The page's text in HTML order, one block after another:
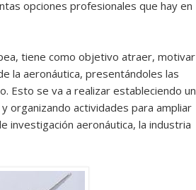
opciones profesionales que hay en
tiene como objetivo atraer, motivar
la aeronáutica, presentándoles las
Esto se va a realizar estableciendo un
organizando actividades para ampliar
investigación aeronáutica, la industria